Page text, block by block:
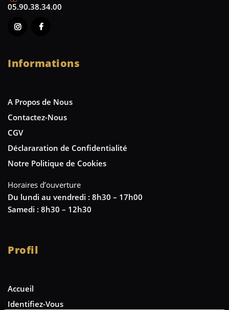
05.90.38.34.00
Informations
A Propos de Nous
Contactez-Nous
CGV
Déclararation de Confidentialité
Notre Politique de Cookies
Horaires d’ouverture
Du lundi au vendredi : 8h30 – 17h00
Samedi : 8h30 – 12h30
Profil
Accueil
Identifiez-Vous